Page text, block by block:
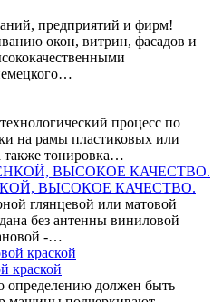
предприятий и фирм!
окон, витрин, фасадов и
процесс по
на рамы пластиковых или
также тонировка…
ВЫСОКОЕ КАЧЕСТВО.
глянцевой или матовой
без антенны виниловой
-…
краской
определению должен быть